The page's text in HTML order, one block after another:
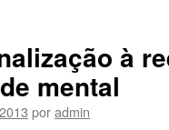
à
mental
poradmin